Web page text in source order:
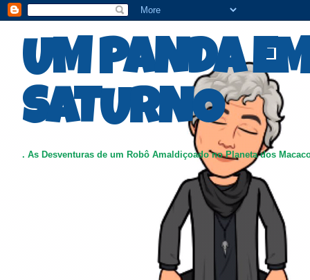
UM PANDA
SATURNO
. As Desventuras de um Robô Amaldiçoado no Planeta dos